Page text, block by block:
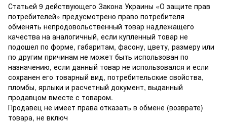
Статьей 9 действующего Закона Украины «О защите прав
потребителей» предусмотрено право потребителя
обменять непродовольственный товар надлежащего
качества на аналогичный, если купленный товар не
подошел по форме, габаритам, фасону, цвету, размеру или
по другим причинам не может быть использован по
назначению, если данный товар не использовался и если
сохранен его товарный вид, потребительские свойства,
пломбы, ярлыки и расчетный документ, выданный
продавцом вместе с товаром.
Продавец не имеет права отказать в обмене (возврате)
товара, не включ